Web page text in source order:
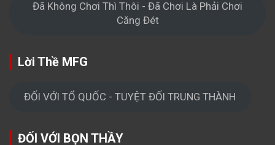
Đã Không Chơi Thì Thôi - Đã Chơi Là Phải Chơi
Căng Đét
Lời Thề MFG
ĐỐI VỚI TỔ QUỐC - TUYỆT ĐỐI TRUNG THÀNH
ĐỐI VỚI BỌN THẦY